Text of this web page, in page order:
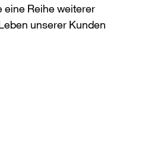
eine Reihe weiterer
unserer Kunden